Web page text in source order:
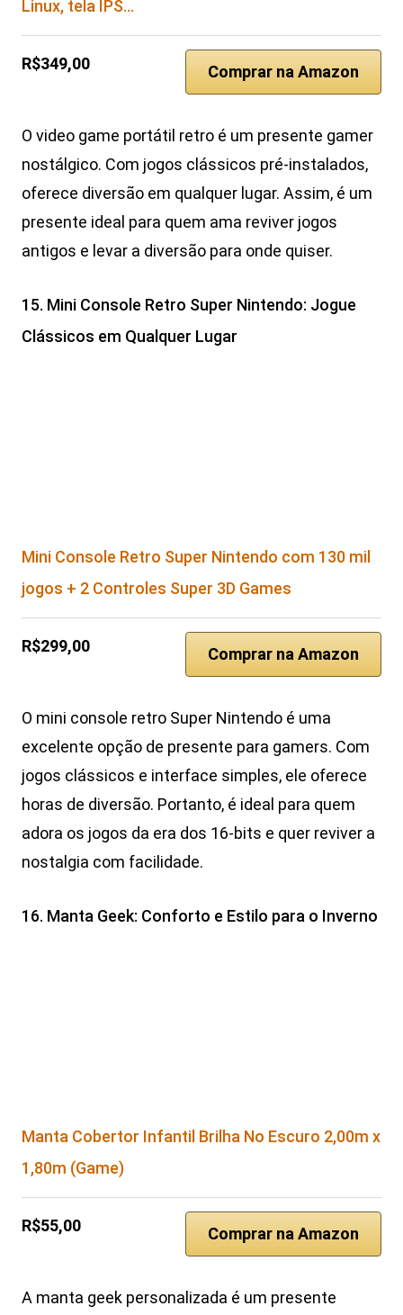
Linux, tela IPS…
R$349,00 Comprar na Amazon
O video game portátil retro é um presente gamer
nostálgico. Com jogos clássicos pré-instalados,
oferece diversão em qualquer lugar. Assim, é um
presente ideal para quem ama reviver jogos
antigos e levar a diversão para onde quiser.
15. Mini Console Retro Super Nintendo: Jogue
Clássicos em Qualquer Lugar
Mini Console Retro Super Nintendo com 130 mil
jogos + 2 Controles Super 3D Games
R$299,00 Comprar na Amazon
O mini console retro Super Nintendo é uma
excelente opção de presente para gamers. Com
jogos clássicos e interface simples, ele oferece
horas de diversão. Portanto, é ideal para quem
adora os jogos da era dos 16-bits e quer reviver a
nostalgia com facilidade.
16. Manta Geek: Conforto e Estilo para o Inverno
Manta Cobertor Infantil Brilha No Escuro 2,00m x
1,80m (Game)
R$55,00 Comprar na Amazon
A manta geek personalizada é um presente